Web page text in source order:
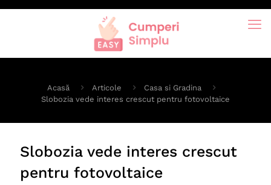
Acasă Articole
Casa si Gradina
Slobozia vede interes crescut pentru fotovoltaice
Slobozia vede interes crescut
pentru fotovoltaice